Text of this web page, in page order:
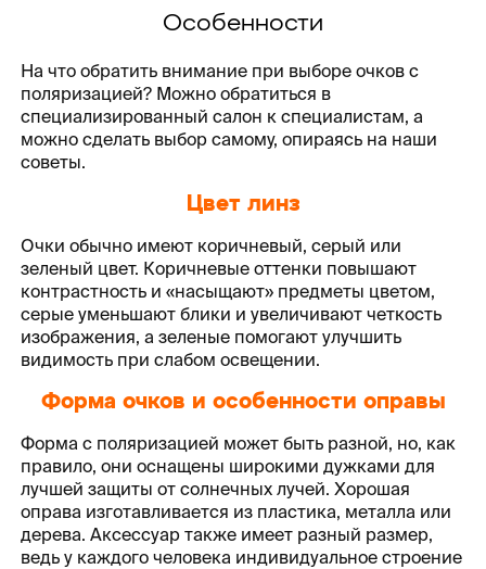
Особенности
На что обратить внимание при выборе очков с
поляризацией? Можно обратиться в
специализированный салон к специалистам, а
можно сделать выбор самому, опираясь на наши
советы.
Цвет линз
Очки обычно имеют коричневый, серый или
зеленый цвет. Коричневые оттенки повышают
контрастность и «насыщают» предметы цветом,
серые уменьшают блики и увеличивают четкость
изображения, а зеленые помогают улучшить
видимость при слабом освещении.
Форма очков и особенности оправы
Форма с поляризацией может быть разной, но, как
правило, они оснащены широкими дужками для
лучшей защиты от солнечных лучей. Хорошая
оправа изготавливается из пластика, металла или
дерева. Аксессуар также имеет разный размер,
ведь у каждого человека индивидуальное строение